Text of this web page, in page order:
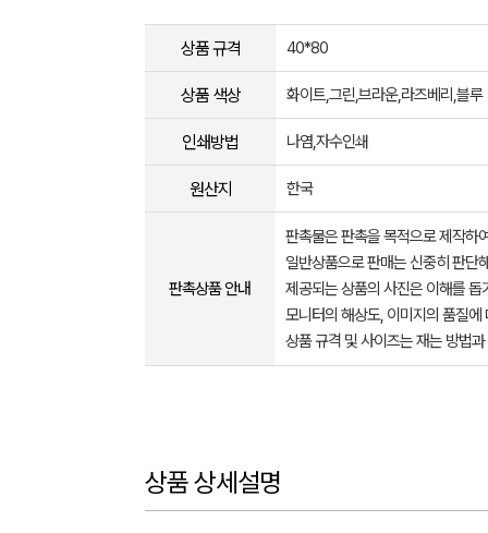
상품 규격 40*80
상품 색상 화이트,그린,브라운,라즈베리,블루
인쇄방법 나염,자수인쇄
원산지 한국
판촉상품 안내
판촉물은 판촉을 목적으로 제작하
일반상품으로 판매는 신중히 판단
제공되는 상품의 사진은 이해를
모니터의 해상도, 이미지의 품질
상품 규격 및 사이즈는 재는 방법
상품 상세설명